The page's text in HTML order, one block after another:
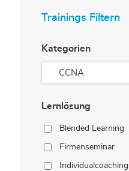
Trainings Filtern
Kategorien
Lernlösung
Blended Learning
Firmenseminar
Individualcoaching